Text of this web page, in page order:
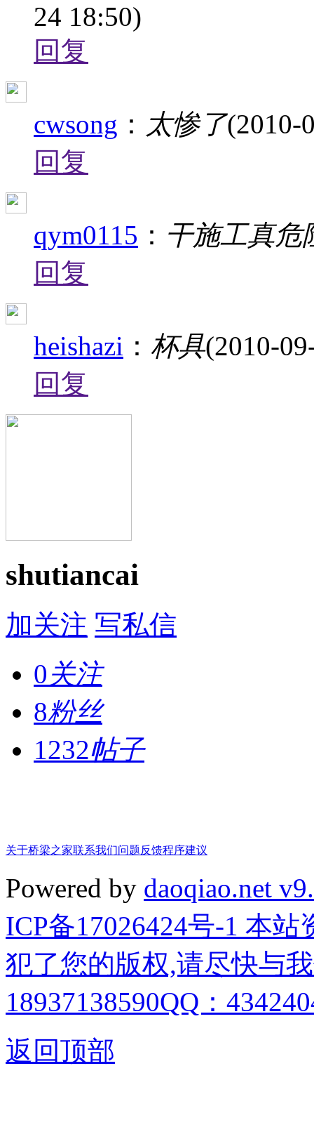
24 18:50)
回复
cwsong ： 太惨了(2010-
回复
qym0115 ： 干施工真危
回复
heishazi ： 杯具(2010-
回复
shutiancai
加关注 写私信
0关注
8粉丝
1232帖子
关于桥梁之家联系我们问题反馈程序建议
Powered by daoqiao.net
ICP备17026424号-1 本
犯了您的版权,请尽快与
18937138590QQ：
返回顶部